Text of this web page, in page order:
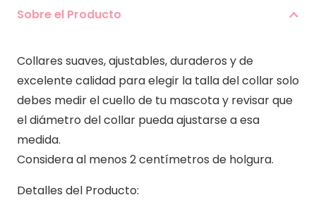
Pink
Sobre el Producto
Collares suaves, ajustables, duraderos y de
excelente calidad para elegir la talla del collar solo
debes medir el cuello de tu mascota y revisar que
el diámetro del collar pueda ajustarse a esa
medida.
Considera al menos 2 centímetros de holgura.
Detalles del Producto: